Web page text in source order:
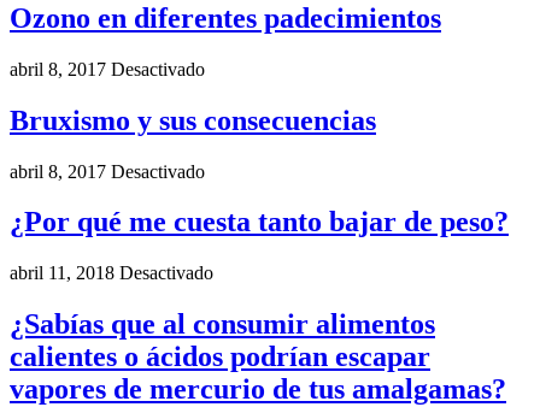
Ozono en diferentes padecimientos
abril 8, 2017 Desactivado
Bruxismo y sus consecuencias
abril 8, 2017 Desactivado
¿Por qué me cuesta tanto bajar de peso?
abril 11, 2018 Desactivado
¿Sabías que al consumir alimentos
calientes o ácidos podrían escapar
vapores de mercurio de tus amalgamas?